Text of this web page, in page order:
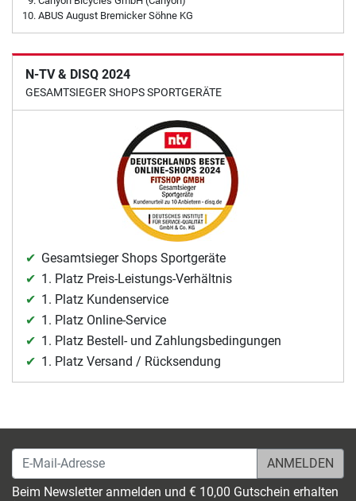
ABUS August Bremicker Söhne KG
N-TV & DISQ 2024
GESAMTSIEGER SHOPS SPORTGERÄTE
Gesamtsieger Shops Sportgeräte
1. Platz Preis-Leistungs-Verhältnis
1. Platz Kundenservice
1. Platz Online-Service
1. Platz Bestell- und Zahlungsbedingungen
1. Platz Versand / Rücksendung
E-Mail-Adresse
Beim Newsletter anmelden und € 10,00 Gutschein erhalten